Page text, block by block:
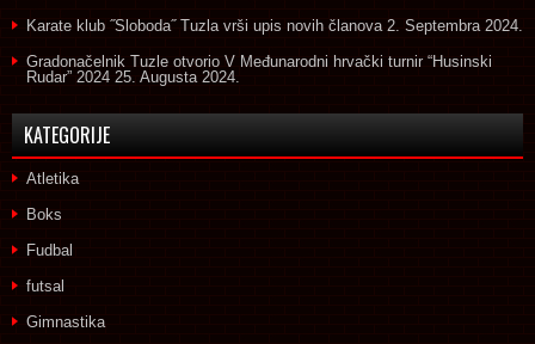
Karate klub ˝Sloboda˝ Tuzla vrši upis novih članova 2. Septembra 2024.
Gradonačelnik Tuzle otvorio V Međunarodni hrvački turnir “Husinski
Rudar” 2024 25. Augusta 2024.
KATEGORIJE
Atletika
Boks
Fudbal
futsal
Gimnastika